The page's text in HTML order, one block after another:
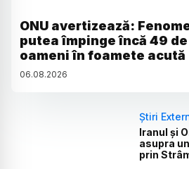
ONU avertizează:
putea împinge încă 49
oameni în foamete acută
06.08.2026
Știri
Iranul și
asupra
prin